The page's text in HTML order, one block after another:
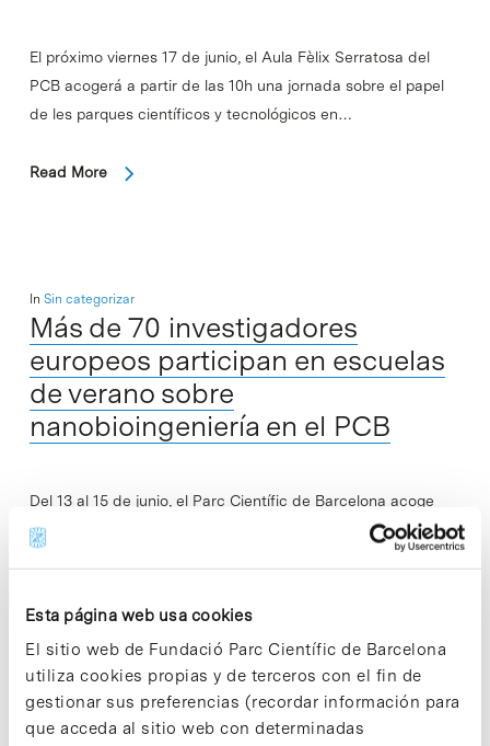
Esta página web usa cookies
El sitio web de Fundació Parc Científic de Barcelona
utiliza cookies propias y de terceros con el fin de
gestionar sus preferencias (recordar información para
que acceda al sitio web con determinadas
El próximo viernes 17 de junio, el Aula Fèlix Serratosa del
PCB acogerá a partir de las 10h una jornada sobre el papel
de les parques científicos y tecnológicos en…
Read More
In Sin categorizar
Más de 70 investigadores
europeos participan en escuelas
de verano sobre
nanobioingeniería en el PCB
Del 13 al 15 de junio, el Parc Científic de Barcelona acoge
dos escuelas de verano para jóvenes investigadores que
Read More